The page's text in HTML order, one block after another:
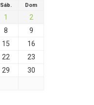
Sáb. Dom
1
2
8
9
15
16
22
23
29
30